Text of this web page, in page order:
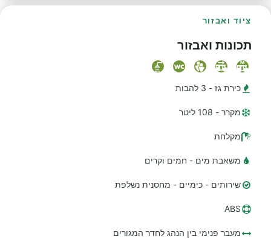
ציוד ואבזור
תכונות ואבזור
כירת גז - 3 להבות
מקרר - 108 ליטר
מקלחת
משאבת מים - חמים וקרים
שירותים - כימיים - מחסנית נשלפת
ABS
מעבר פנימי בין הנהג לחדר המגורים